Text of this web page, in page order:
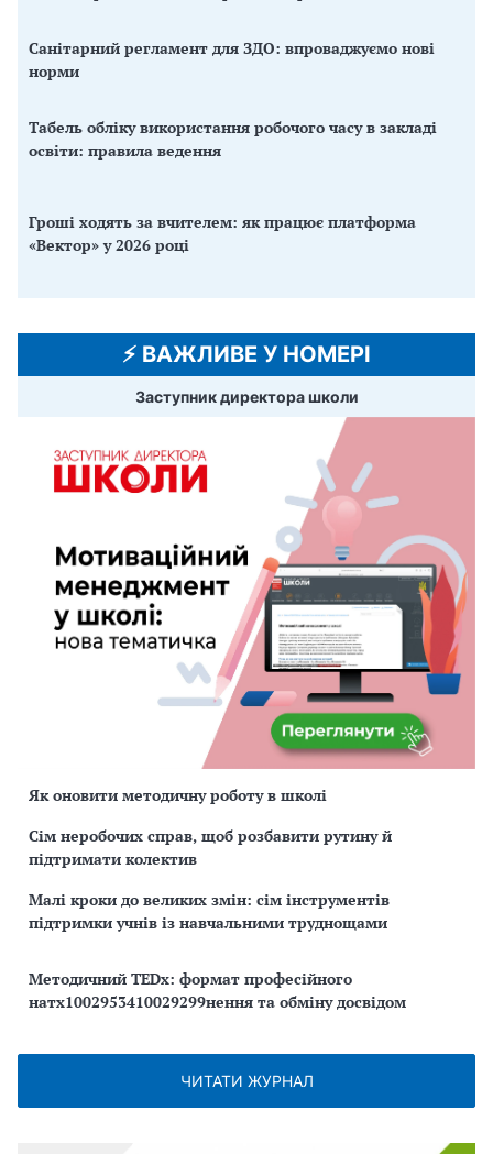
Санітарний регламент для ЗДО: впроваджуємо нові
норми
Табель обліку використання робочого часу в закладі
освіти: правила ведення
Гроші ходять за вчителем: як працює платформа
«Вектор» у 2026 році
⚡️ ВАЖЛИВЕ У НОМЕРІ
Заступник директора школи
Як оновити методичну роботу в школі
Сім неробочих справ, щоб розбавити рутину й
підтримати колектив
Малі кроки до великих змін: сім інструментів
підтримки учнів із навчальними труднощами
Методичний TEDx: формат професійного
натх1002953410029299нення та обміну досвідом
ЧИТАТИ ЖУРНАЛ